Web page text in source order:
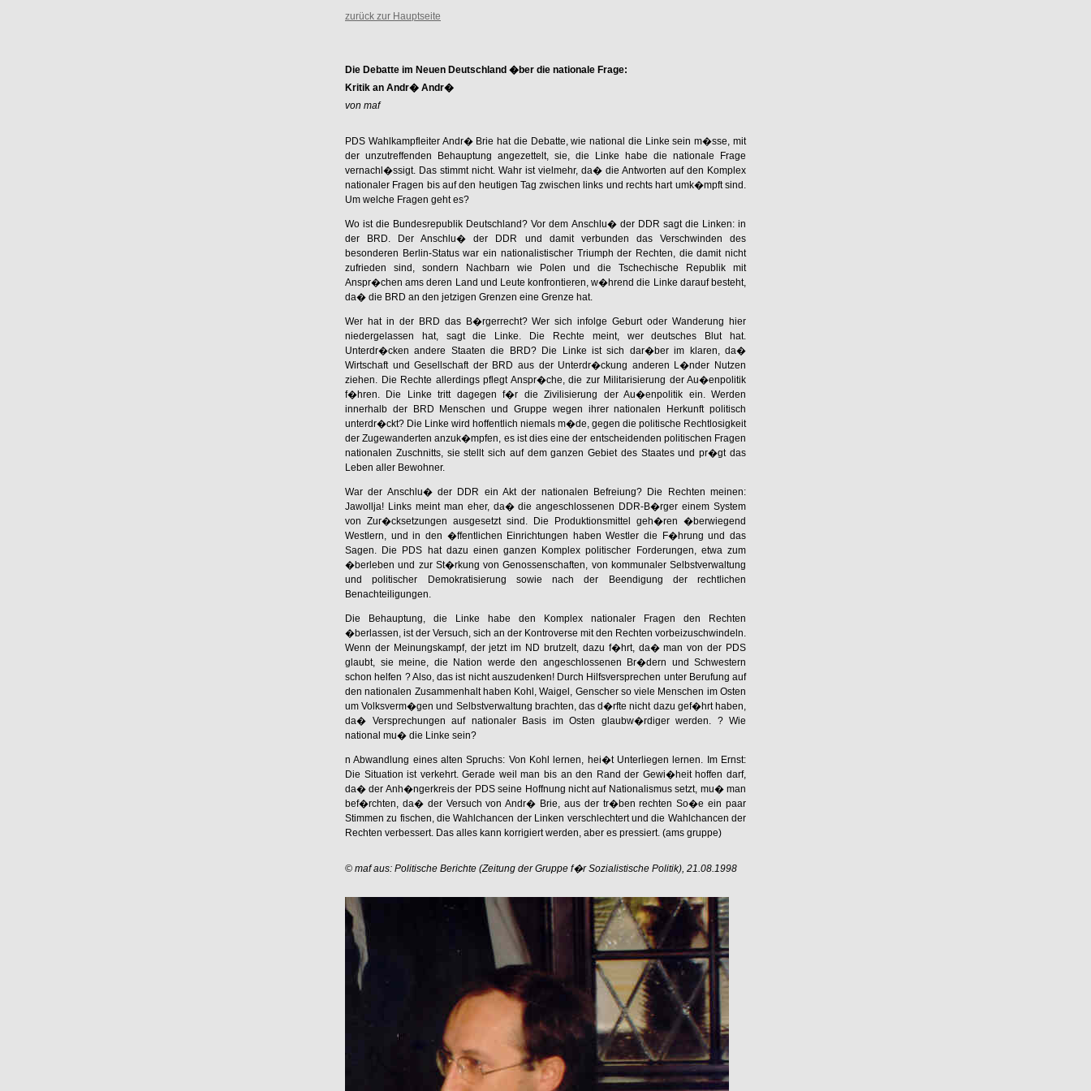
zurück zur Hauptseite
Die Debatte im Neuen Deutschland �ber die nationale Frage:
Kritik an Andr� Andr�
von maf
PDS Wahlkampfleiter Andr� Brie hat die Debatte, wie national die Linke sein m�sse, mit
der unzutreffenden Behauptung angezettelt, sie, die Linke habe die nationale Frage
vernachl�ssigt. Das stimmt nicht. Wahr ist vielmehr, da� die Antworten auf den Komplex
nationaler Fragen bis auf den heutigen Tag zwischen links und rechts hart umk�mpft sind.
Um welche Fragen geht es?
Wo ist die Bundesrepublik Deutschland? Vor dem Anschlu� der DDR sagt die Linken: in
der BRD. Der Anschlu� der DDR und damit verbunden das Verschwinden des
besonderen Berlin-Status war ein nationalistischer Triumph der Rechten, die damit nicht
zufrieden sind, sondern Nachbarn wie Polen und die Tschechische Republik mit
Anspr�chen ams deren Land und Leute konfrontieren, w�hrend die Linke darauf besteht,
da� die BRD an den jetzigen Grenzen eine Grenze hat.
Wer hat in der BRD das B�rgerrecht? Wer sich infolge Geburt oder Wanderung hier
niedergelassen hat, sagt die Linke. Die Rechte meint, wer deutsches Blut hat.
Unterdr�cken andere Staaten die BRD? Die Linke ist sich dar�ber im klaren, da�
Wirtschaft und Gesellschaft der BRD aus der Unterdr�ckung anderen L�nder Nutzen
ziehen. Die Rechte allerdings pflegt Anspr�che, die zur Militarisierung der Au�enpolitik
f�hren. Die Linke tritt dagegen f�r die Zivilisierung der Au�enpolitik ein. Werden
innerhalb der BRD Menschen und Gruppe wegen ihrer nationalen Herkunft politisch
unterdr�ckt? Die Linke wird hoffentlich niemals m�de, gegen die politische Rechtlosigkeit
der Zugewanderten anzuk�mpfen, es ist dies eine der entscheidenden politischen Fragen
nationalen Zuschnitts, sie stellt sich auf dem ganzen Gebiet des Staates und pr�gt das
Leben aller Bewohner.
War der Anschlu� der DDR ein Akt der nationalen Befreiung? Die Rechten meinen:
Jawollja! Links meint man eher, da� die angeschlossenen DDR-B�rger einem System
von Zur�cksetzungen ausgesetzt sind. Die Produktionsmittel geh�ren �berwiegend
Westlern, und in den �ffentlichen Einrichtungen haben Westler die F�hrung und das
Sagen. Die PDS hat dazu einen ganzen Komplex politischer Forderungen, etwa zum
�berleben und zur St�rkung von Genossenschaften, von kommunaler Selbstverwaltung
und politischer Demokratisierung sowie nach der Beendigung der rechtlichen
Benachteiligungen.
Die Behauptung, die Linke habe den Komplex nationaler Fragen den Rechten
�berlassen, ist der Versuch, sich an der Kontroverse mit den Rechten vorbeizuschwindeln.
Wenn der Meinungskampf, der jetzt im ND brutzelt, dazu f�hrt, da� man von der PDS
glaubt, sie meine, die Nation werde den angeschlossenen Br�dern und Schwestern
schon helfen ? Also, das ist nicht auszudenken! Durch Hilfsversprechen unter Berufung auf
den nationalen Zusammenhalt haben Kohl, Waigel, Genscher so viele Menschen im Osten
um Volksverm�gen und Selbstverwaltung brachten, das d�rfte nicht dazu gef�hrt haben,
da� Versprechungen auf nationaler Basis im Osten glaubw�rdiger werden. ? Wie
national mu� die Linke sein?
n Abwandlung eines alten Spruchs: Von Kohl lernen, hei�t Unterliegen lernen. Im Ernst:
Die Situation ist verkehrt. Gerade weil man bis an den Rand der Gewi�heit hoffen darf,
da� der Anh�ngerkreis der PDS seine Hoffnung nicht auf Nationalismus setzt, mu� man
bef�rchten, da� der Versuch von Andr� Brie, aus der tr�ben rechten So�e ein paar
Stimmen zu fischen, die Wahlchancen der Linken verschlechtert und die Wahlchancen der
Rechten verbessert. Das alles kann korrigiert werden, aber es pressiert. (ams gruppe)
© maf aus: Politische Berichte (Zeitung der Gruppe f�r Sozialistische Politik), 21.08.1998